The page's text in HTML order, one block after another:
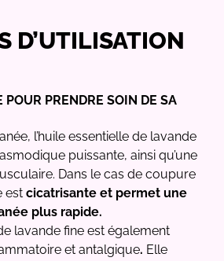
D’UTILISATION
POUR PRENDRE SOIN DE SA
l’huile essentielle de lavande
puissante, ainsi qu’une
Dans le cas de coupure
est cicatrisante et permet une
plus rapide.
lavande fine est également
et antalgique. Elle